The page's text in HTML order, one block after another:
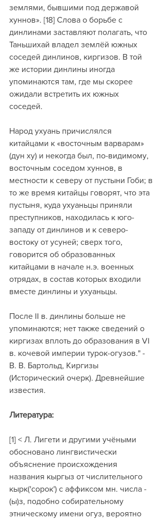
землями, бывшими под державой
хуннов». [18] Слова о борьбе с
динлинами заставляют полагать, что
Таньшихай владел землёй южных
соседей динлинов, киргизов. В той
же истории динлины иногда
упоминаются там, где мы скорее
ожидали встретить их южных
соседей.
Народ ухуань причислялся
китайцами к «восточным варварам»
(дун ху) и некогда был, по-видимому,
восточным соседом хуннов, в
местности к северу от пустыни Гоби; в
то же время китайцы говорят, что эта
пустыня, куда ухуаньцы приняли
преступников, находилась к юго-
западу от динлинов и к северо-
востоку от усуней; сверх того,
говорится об образованных
китайцами в начале н.э. военных
отрядах, в состав которых входили
вместе динлины и ухуаньцы.
После II в. динлины больше не
упоминаются; нет также сведений о
киргизах вплоть до образования в VI
в. кочевой империи турок-огузов." -
В. В. Бартольд, Киргизы
(Исторический очерк). Древнейшие
известия.
Литература:
[1] < Л. Лигети и другими учёными
обосновано лингвистически
объяснение происхождения
названия кыргыз от числительного
кырк('сорок') с аффиксом мн. числа -
(ы)з, подобно собирательному
этническому имени огуз, вероятно